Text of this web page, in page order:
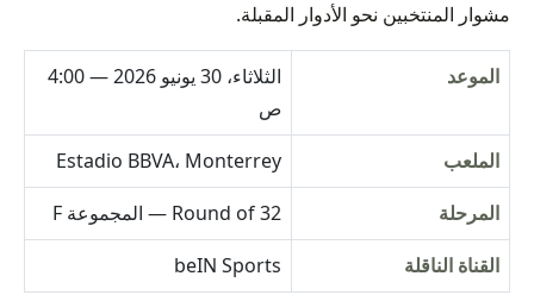
مشوار المنتخبين نحو الأدوار المقبلة.
الموعد
الثلاثاء، 30 يونيو 2026 — 4:00
ص
الملعب
Estadio BBVA، Monterrey
المرحلة
Round of 32 — المجموعة F
القناة الناقلة
beIN Sports